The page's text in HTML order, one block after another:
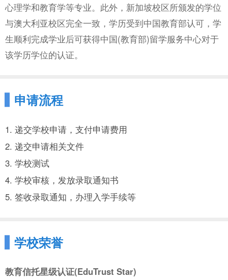
心理学和教育学等专业。此外，新加坡校区所颁发的学位
与澳大利亚校区完全一致，学历受到中国教育部认可，学
生顺利完成学业后可获得中国(教育部)留学服务中心对于
该学历学位的认证。
申请流程
1. 递交学校申请，支付申请费用
2. 递交申请相关文件
3. 学校测试
4. 学校审核，发放录取通知书
5. 签收录取通知，办理入学手续等
学校荣誉
教育信托星级认证(EduTrust Star)